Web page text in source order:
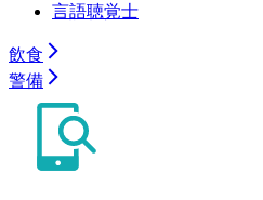
言語聴覚士
飲食
警備